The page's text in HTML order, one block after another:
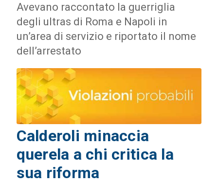
Avevano raccontato la guerriglia
degli ultras di Roma e Napoli in
un’area di servizio e riportato il nome
dell’arrestato
Calderoli minaccia
querela a chi critica la
sua riforma